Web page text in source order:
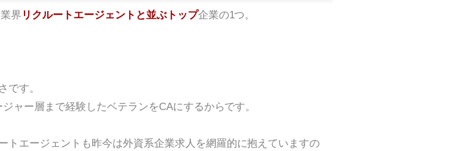
界 リクルートエージェントと並ぶトップ企業の1つ。
です。
ャー層まで経験したベテランをCAにするからです。
トエージェントも昨今は外資系企業求人を網羅的に抱えていますの